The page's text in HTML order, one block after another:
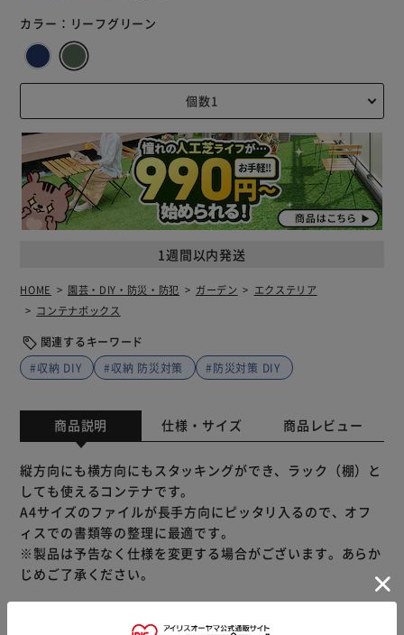
カラー： リーフグリーン
1週間以内発送
HOME 園芸・DIY・防災・防犯 ガーデン
エクステリア
コンテナボックス
関連するキーワード
#収納 DIY
#収納 防災対策 #防災対策 DIY
商品説明 仕様・サイズ 商品レビュー
縦方向にも横方向にもスタッキングができ、ラック（棚）と
しても使えるコンテナです。
A4サイズのファイルが長手方向にピッタリ入るので、オフ
ィスでの書類等の整理に最適です。
※製品は予告なく仕様を変更する場合がございます。あらか
じめご了承ください。